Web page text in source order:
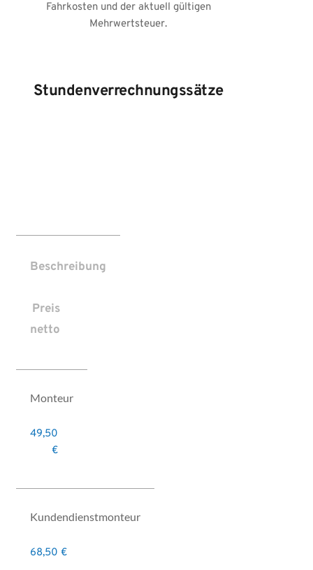
Fahrkosten und der aktuell gültigen
Mehrwertsteuer.
Stundenverrechnungssätze
Beschreibung
Preis
netto
Monteur
49,50
€
Kundendienstmonteur
68,50 €